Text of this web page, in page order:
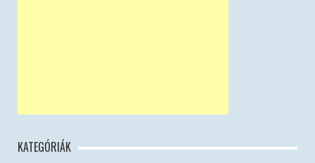
KATEGÓRIÁK